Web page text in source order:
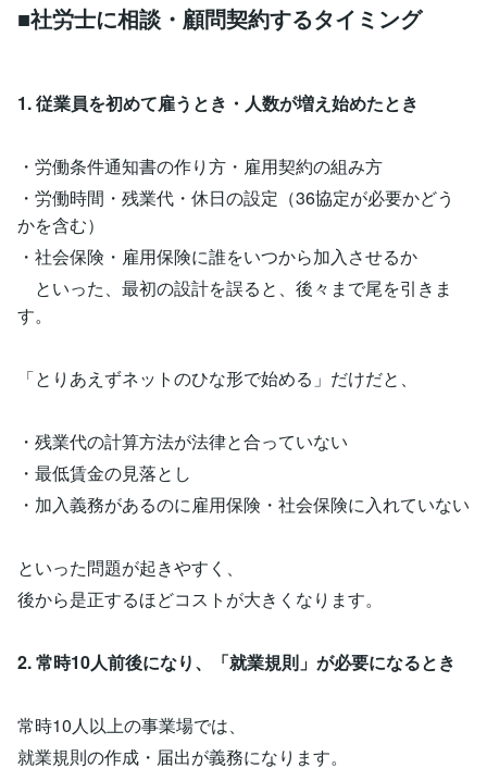
■社労士に相談・顧問契約するタイミング
1. 従業員を初めて雇うとき・人数が増え始めたとき
・労働条件通知書の作り方・雇用契約の組み方
・労働時間・残業代・休日の設定（36協定が必要かどう
かを含む）
・社会保険・雇用保険に誰をいつから加入させるか
といった、最初の設計を誤ると、後々まで尾を引きま
す。
「とりあえずネットのひな形で始める」だけだと、
・残業代の計算方法が法律と合っていない
・最低賃金の見落とし
・加入義務があるのに雇用保険・社会保険に入れていない
といった問題が起きやすく、
後から是正するほどコストが大きくなります。
2. 常時10人前後になり、「就業規則」が必要になるとき
常時10人以上の事業場では、
就業規則の作成・届出が義務になります。